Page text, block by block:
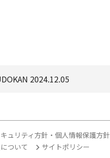
2024.12.05
ュリティ方針・個人情報保護方針
ついて
サイトポリシー